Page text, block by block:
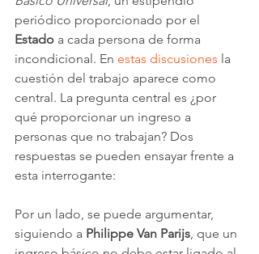
periódico proporcionado por el
Estado a cada persona de forma
incondicional. En estas discusiones la
cuestión del trabajo aparece como
central. La pregunta central es ¿por
qué proporcionar un ingreso a
personas que no trabajan? Dos
respuestas se pueden ensayar frente a
esta interrogante:
Por un lado, se puede argumentar,
siguiendo a Philippe Van Parijs , que un